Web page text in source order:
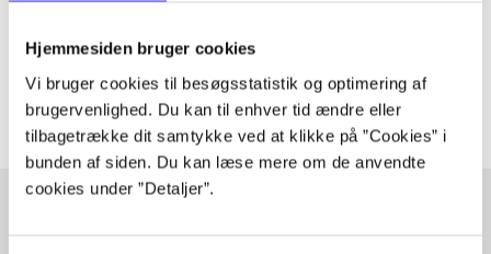
Hjemmesiden bruger cookies
Vi bruger cookies til besøgsstatistik og optimering af
brugervenlighed. Du kan til enhver tid ændre eller
tilbagetrække dit samtykke ved at klikke på ”Cookies” i
bunden af siden. Du kan læse mere om de anvendte
cookies under ”Detaljer”.